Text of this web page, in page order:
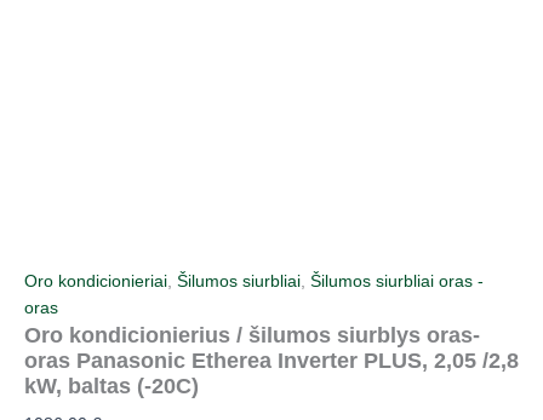
Oro kondicionieriai, Šilumos siurbliai, Šilumos siurbliai oras -
oras
Oro kondicionierius / šilumos siurblys oras-
oras Panasonic Etherea Inverter PLUS, 2,05 /2,8
kW, baltas (-20С)